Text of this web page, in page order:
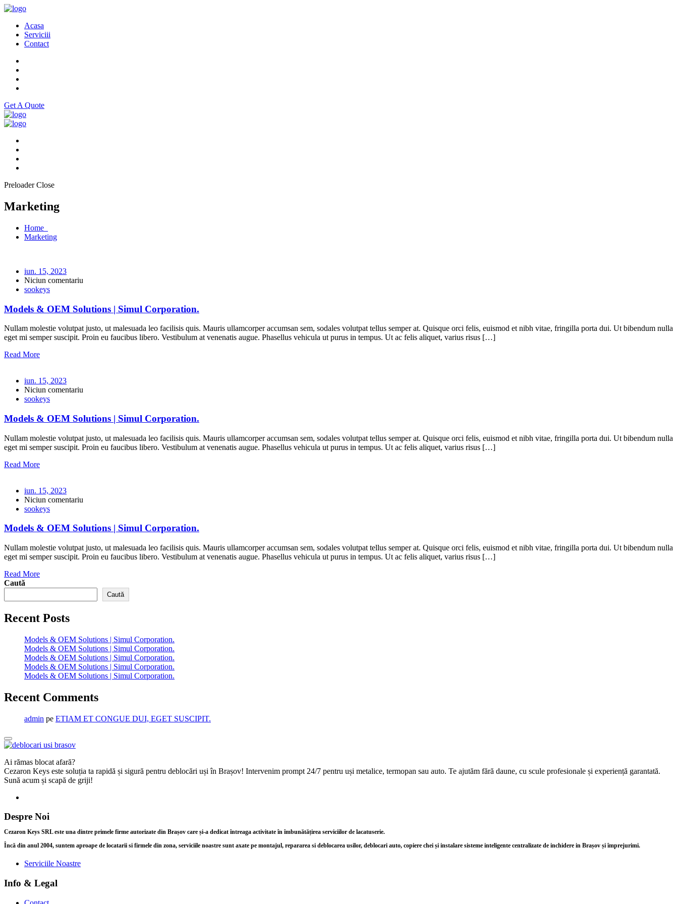
Acasa
Serviciii
Contact
Get A Quote
Preloader Close
Marketing
Home
Marketing
iun. 15, 2023
Niciun comentariu
sookeys
Models & OEM Solutions | Simul Corporation.
Nullam molestie volutpat justo, ut malesuada leo facilisis quis. Mauris ullamcorper accumsan sem, sodales volutpat tellus semper at. Quisque orci felis, euismod et nibh vitae, fringilla porta dui. Ut bibendum nulla
eget mi semper suscipit. Proin eu faucibus libero. Vestibulum at venenatis augue. Phasellus vehicula ut purus in tempus. Ut ac felis aliquet, varius risus […]
Read More
iun. 15, 2023
Niciun comentariu
sookeys
Models & OEM Solutions | Simul Corporation.
Nullam molestie volutpat justo, ut malesuada leo facilisis quis. Mauris ullamcorper accumsan sem, sodales volutpat tellus semper at. Quisque orci felis, euismod et nibh vitae, fringilla porta dui. Ut bibendum nulla
eget mi semper suscipit. Proin eu faucibus libero. Vestibulum at venenatis augue. Phasellus vehicula ut purus in tempus. Ut ac felis aliquet, varius risus […]
Read More
iun. 15, 2023
Niciun comentariu
sookeys
Models & OEM Solutions | Simul Corporation.
Nullam molestie volutpat justo, ut malesuada leo facilisis quis. Mauris ullamcorper accumsan sem, sodales volutpat tellus semper at. Quisque orci felis, euismod et nibh vitae, fringilla porta dui. Ut bibendum nulla
eget mi semper suscipit. Proin eu faucibus libero. Vestibulum at venenatis augue. Phasellus vehicula ut purus in tempus. Ut ac felis aliquet, varius risus […]
Read More
Caută
Caută
Recent Posts
Models & OEM Solutions | Simul Corporation.
Models & OEM Solutions | Simul Corporation.
Models & OEM Solutions | Simul Corporation.
Models & OEM Solutions | Simul Corporation.
Models & OEM Solutions | Simul Corporation.
Recent Comments
admin pe ETIAM ET CONGUE DUI, EGET SUSCIPIT.
Ai rămas blocat afară?
Cezaron Keys este soluția ta rapidă și sigură pentru deblocări uși în Brașov! Intervenim prompt 24/7 pentru uși metalice, termopan sau auto. Te ajutăm fără daune, cu scule profesionale și experiență garantată.
Sună acum și scapă de griji!
Despre Noi
Cezaron Keys SRL este una dintre primele firme autorizate din Brașov care și-a dedicat întreaga activitate în îmbunătățirea serviciilor de lacatuserie.
Încă din anul 2004, suntem aproape de locatarii si firmele din zona, serviciile noastre sunt axate pe montajul, repararea si deblocarea usilor, deblocari auto, copiere chei și instalare sisteme inteligente centralizate de inchidere in Brașov și împrejurimi.
Serviciile Noastre
Info & Legal